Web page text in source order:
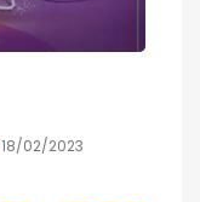
18/02/2023